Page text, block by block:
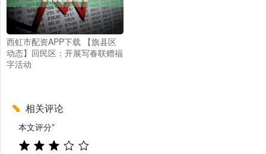
西虹市配资APP下载 【旗县区
动态】回民区：开展写春联赠福
字活动
相关评论
本文评分*